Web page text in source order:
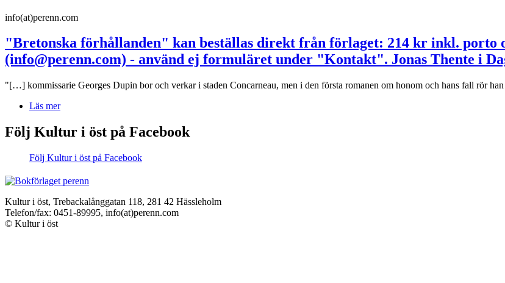
info(at)perenn.com
"Bretonska förhållanden" kan beställas direkt från förlaget: 214 kr inkl. porto
(info@perenn.com) - använd ej formuläret under "Kontakt". Jonas Thente i
"[…] kommissarie Georges Dupin bor och verkar i staden Concarneau, men i den första romanen om honom och hans fall rör
Läs mer
Följ Kultur i öst på Facebook
Följ Kultur i öst på Facebook
Kultur i öst, Trebackalånggatan 118, 281 42 Hässleholm
Telefon/fax: 0451-89995, info(at)perenn.com
© Kultur i öst